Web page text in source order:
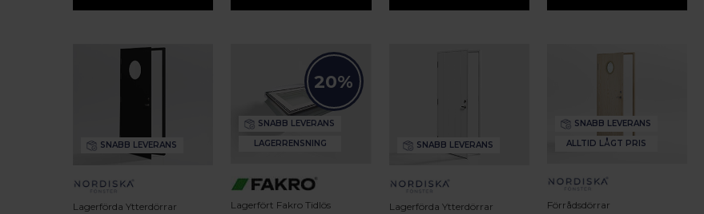
SNABB LEVERANS
Lagerförda Ytterdörrar
20%
SNABB LEVERANS
LAGERRENSNING
Lagerfört Fakro Tidlös
SNABB LEVERANS
Lagerförda Ytterdörrar
SNABB LEVERANS
ALLTID LÅGT PRIS
Förrådsdörrar